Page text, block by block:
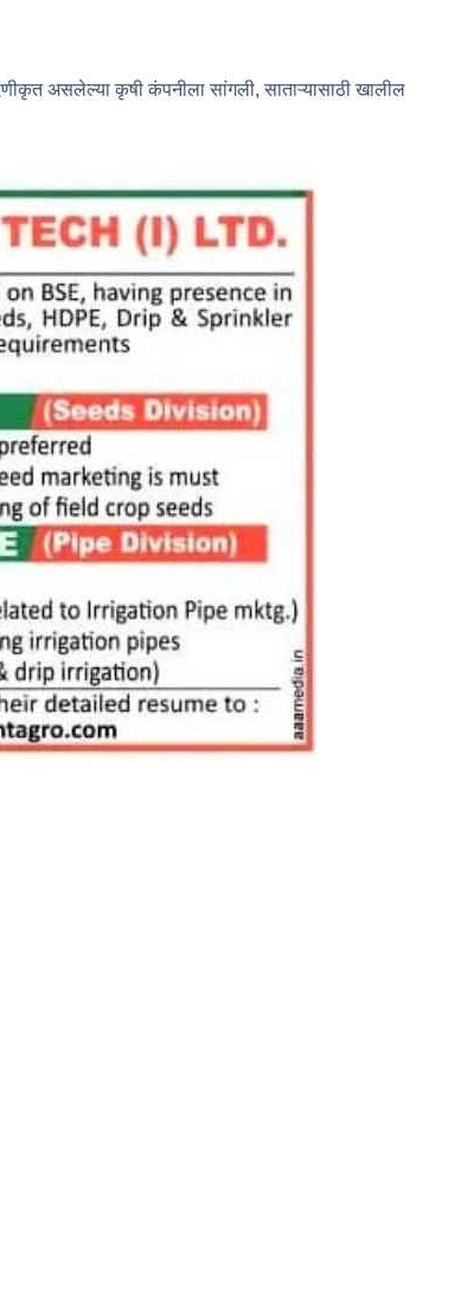
असलेल्या कृषी कंपनीला सांगली, साताऱ्यासाठी खालील